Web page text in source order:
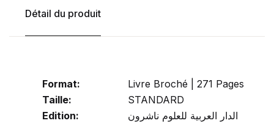
Détail du produit
Format:
Livre Broché | 271 Pages
Taille:
STANDARD
Edition:
الدار العربية للعلوم ناشرون